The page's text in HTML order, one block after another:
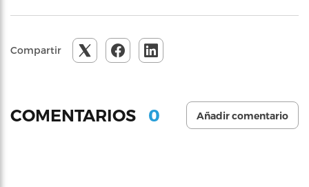
Compartir
COMENTARIOS 0 Añadir comentario